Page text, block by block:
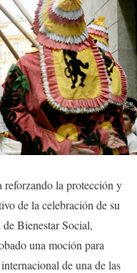
la protección y
de la celebración de su
Bienestar Social,
una moción para
de una de las